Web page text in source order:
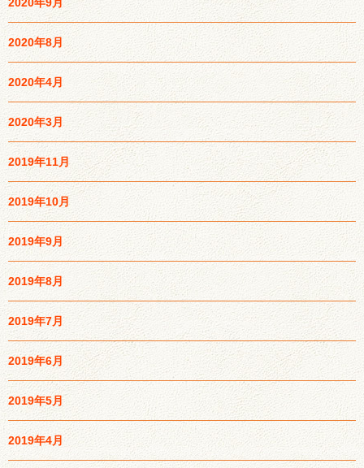
2020年8月
2020年4月
2020年3月
2019年11月
2019年10月
2019年9月
2019年8月
2019年7月
2019年6月
2019年5月
2019年4月